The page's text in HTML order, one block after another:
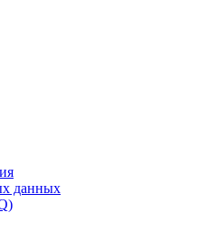
данных